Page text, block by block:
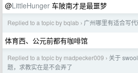
@LittleHunger 车陂南才是最噩梦
Replied to a topic by bqlab › 广州哪里有适合写
体育西、公元前都有咖啡馆
Replied to a topic by madpecker009 › 关于
题，求教实在是不会弄了